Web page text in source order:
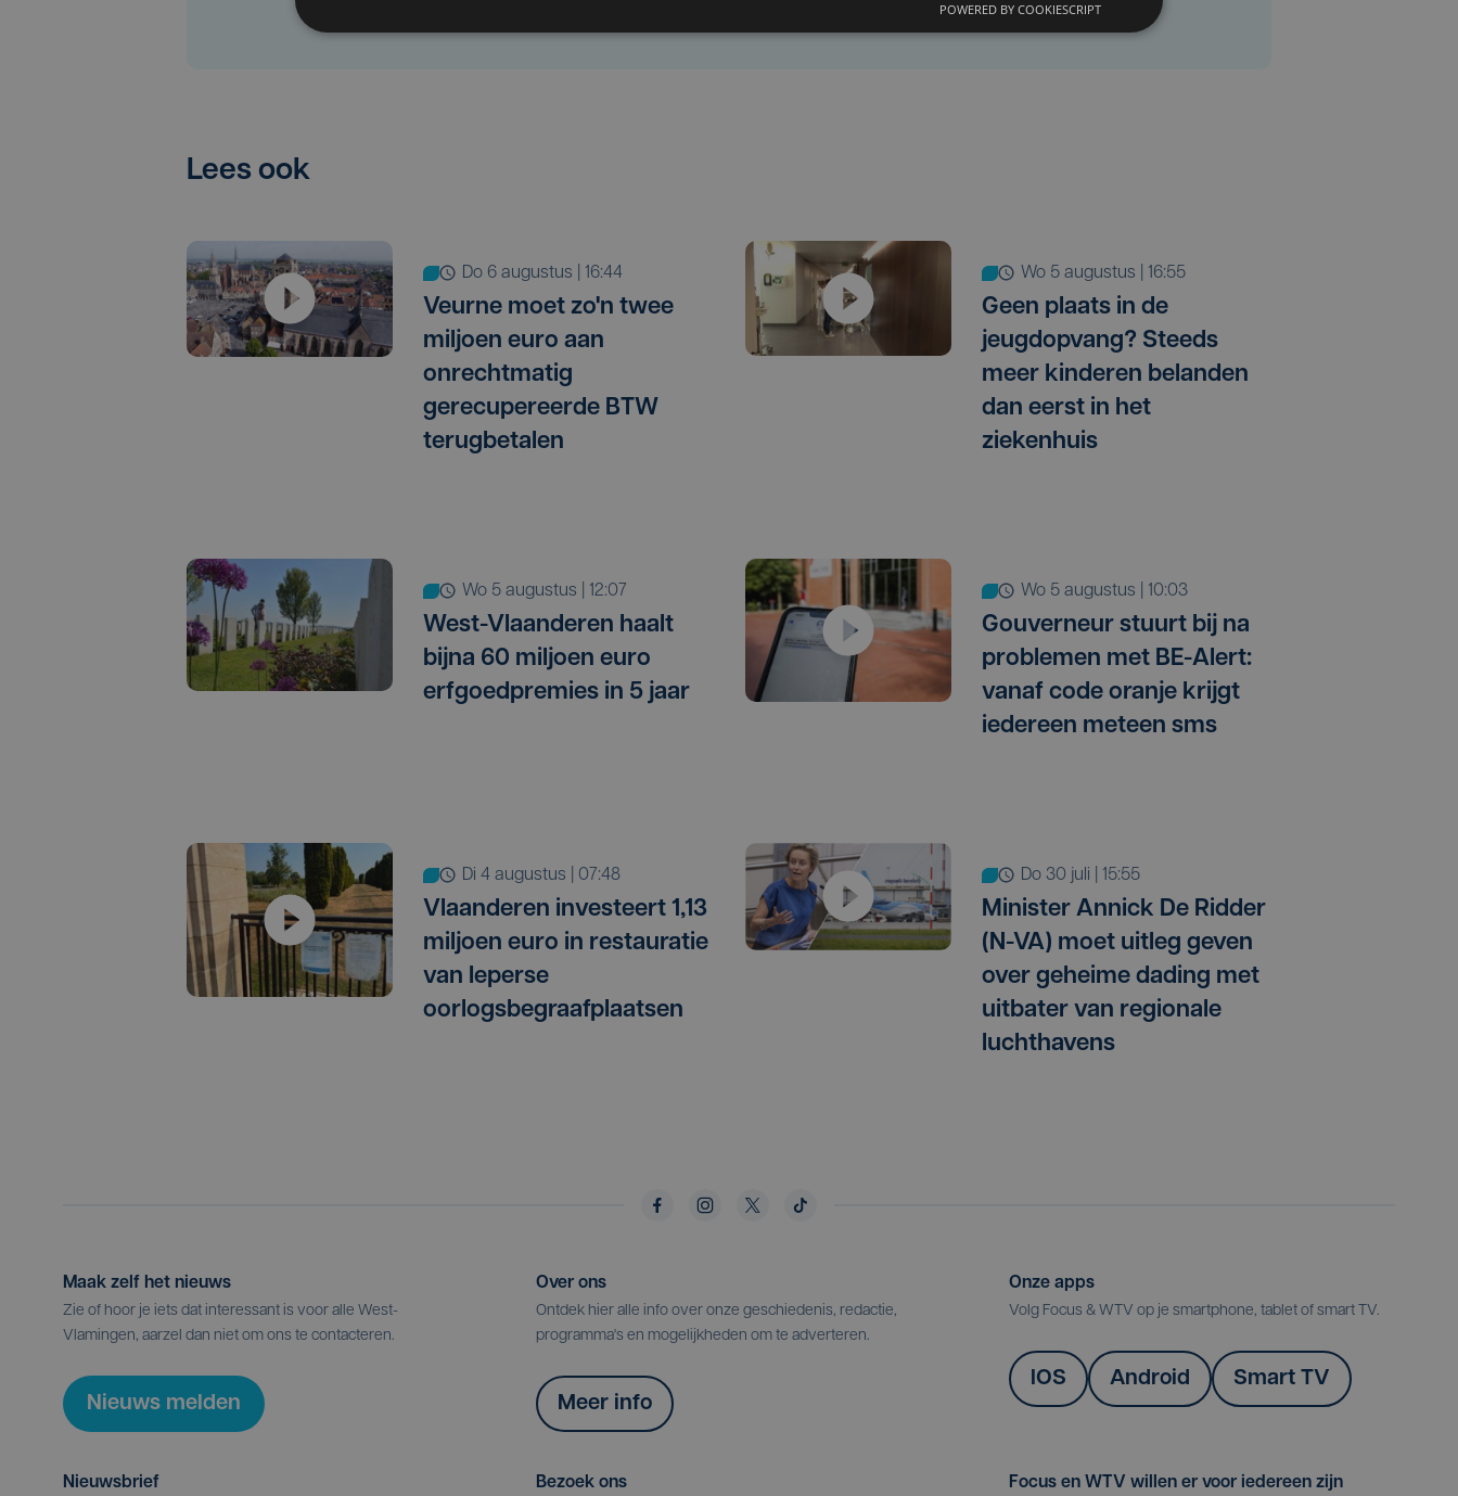
Lees ook
do 6 augustus | 16:44
Veurne moet zo'n twee
miljoen euro aan
onrechtmatig
gerecupereerde BTW
terugbetalen
wo 5 augustus | 16:55
Geen plaats in de
jeugdopvang? Steeds
meer kinderen belanden
dan eerst in het
ziekenhuis
wo 5 augustus | 12:07
West-Vlaanderen haalt
bijna 60 miljoen euro
erfgoedpremies in 5 jaar
wo 5 augustus | 10:03
Gouverneur stuurt bij na
problemen met BE-Alert:
vanaf code oranje krijgt
iedereen meteen sms
di 4 augustus | 07:48
Vlaanderen investeert 1,13
miljoen euro in restauratie
van Ieperse
oorlogsbegraafplaatsen
do 30 juli | 15:55
Minister Annick De Ridder
(N-VA) moet uitleg geven
over geheime dading met
uitbater van regionale
luchthavens
Maak zelf het nieuws
Zie of hoor je iets dat interessant is voor alle West-
Vlamingen, aarzel dan niet om ons te contacteren.
Nieuws melden
Over ons
Ontdek hier alle info over onze geschiedenis, redactie,
programma's en mogelijkheden om te adverteren.
Meer info
Onze apps
Volg Focus & WTV op je smartphone, tablet of smart TV.
IOS Android Smart TV
Nieuwsbrief Bezoek ons Focus en WTV willen er voor iedereen zijn
POWERED BY COOKIESCRIPT